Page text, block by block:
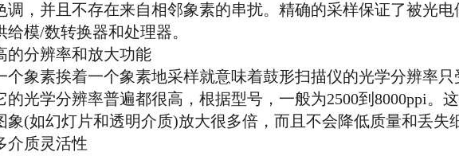
调，并且不存在来自相邻象素的串扰。精确的采样保证了被光
给模/数转换器和处理器。
分辨率和放大功能
素挨着一个象素地采样就意味着鼓形扫描仪的光学分辨率只
的光学分辨率普遍都很高，根据型号，一般为2500到8000ppi。
象(如幻灯片和透明介质)放大很多倍，而且不会降低质量和丢失
质灵活性